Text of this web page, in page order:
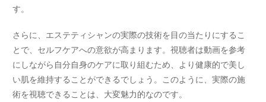
す。
さらに、エステティシャンの実際の技術を目の当たりにするこ
とで、セルフケアへの意欲が高まります。視聴者は動画を参考
にしながら自分自身のケアに取り組むため、より健康的で美し
い肌を維持することができるでしょう。このように、実際の施
術を視聴できることは、大変魅力的なのです。